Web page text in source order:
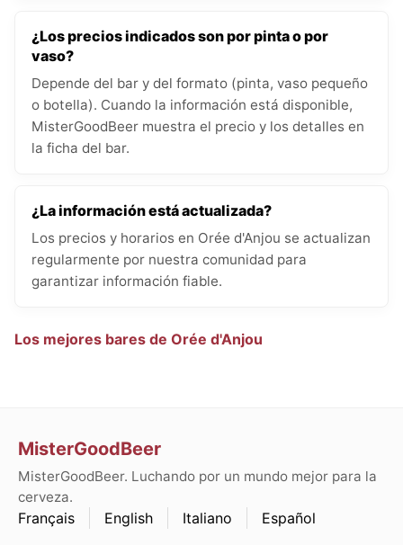
¿Los precios indicados son por pinta o por
vaso?
Depende del bar y del formato (pinta, vaso pequeño
o botella). Cuando la información está disponible,
MisterGoodBeer muestra el precio y los detalles en
la ficha del bar.
¿La información está actualizada?
Los precios y horarios en Orée d'Anjou se actualizan
regularmente por nuestra comunidad para
garantizar información fiable.
Los mejores bares de Orée d'Anjou
MisterGoodBeer
MisterGoodBeer. Luchando por un mundo mejor para la
cerveza.
Français English Italiano Español